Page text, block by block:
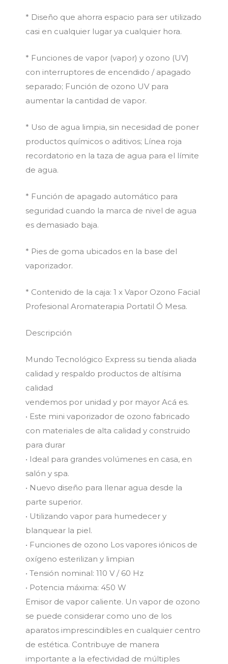
* Diseño que ahorra espacio para ser utilizado
casi en cualquier lugar ya cualquier hora.
* Funciones de vapor (vapor) y ozono (UV)
con interruptores de encendido / apagado
separado; Función de ozono UV para
aumentar la cantidad de vapor.
* Uso de agua limpia, sin necesidad de poner
productos químicos o aditivos; Línea roja
recordatorio en la taza de agua para el límite
de agua.
* Función de apagado automático para
seguridad cuando la marca de nivel de agua
es demasiado baja.
* Pies de goma ubicados en la base del
vaporizador.
* Contenido de la caja: 1 x Vapor Ozono Facial
Profesional Aromaterapia Portatil Ó Mesa.
Descripción
Mundo Tecnológico Express su tienda aliada
calidad y respaldo productos de altísima
calidad
vendemos por unidad y por mayor Acá es.
• Este mini vaporizador de ozono fabricado
con materiales de alta calidad y construido
para durar
• Ideal para grandes volúmenes en casa, en
salón y spa.
• Nuevo diseño para llenar agua desde la
parte superior.
• Utilizando vapor para humedecer y
blanquear la piel.
• Funciones de ozono Los vapores iónicos de
oxígeno esterilizan y limpian
• Tensión nominal: 110 V / 60 Hz
• Potencia máxima: 450 W
Emisor de vapor caliente. Un vapor de ozono
se puede considerar como uno de los
aparatos imprescindibles en cualquier centro
de estética. Contribuye de manera
importante a la efectividad de múltiples